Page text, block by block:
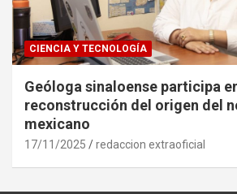
CIENCIA Y TECNOLOGÍA
Geóloga sinaloense participa
reconstrucción del origen del
mexicano
17/11/2025 redaccion extraoficial